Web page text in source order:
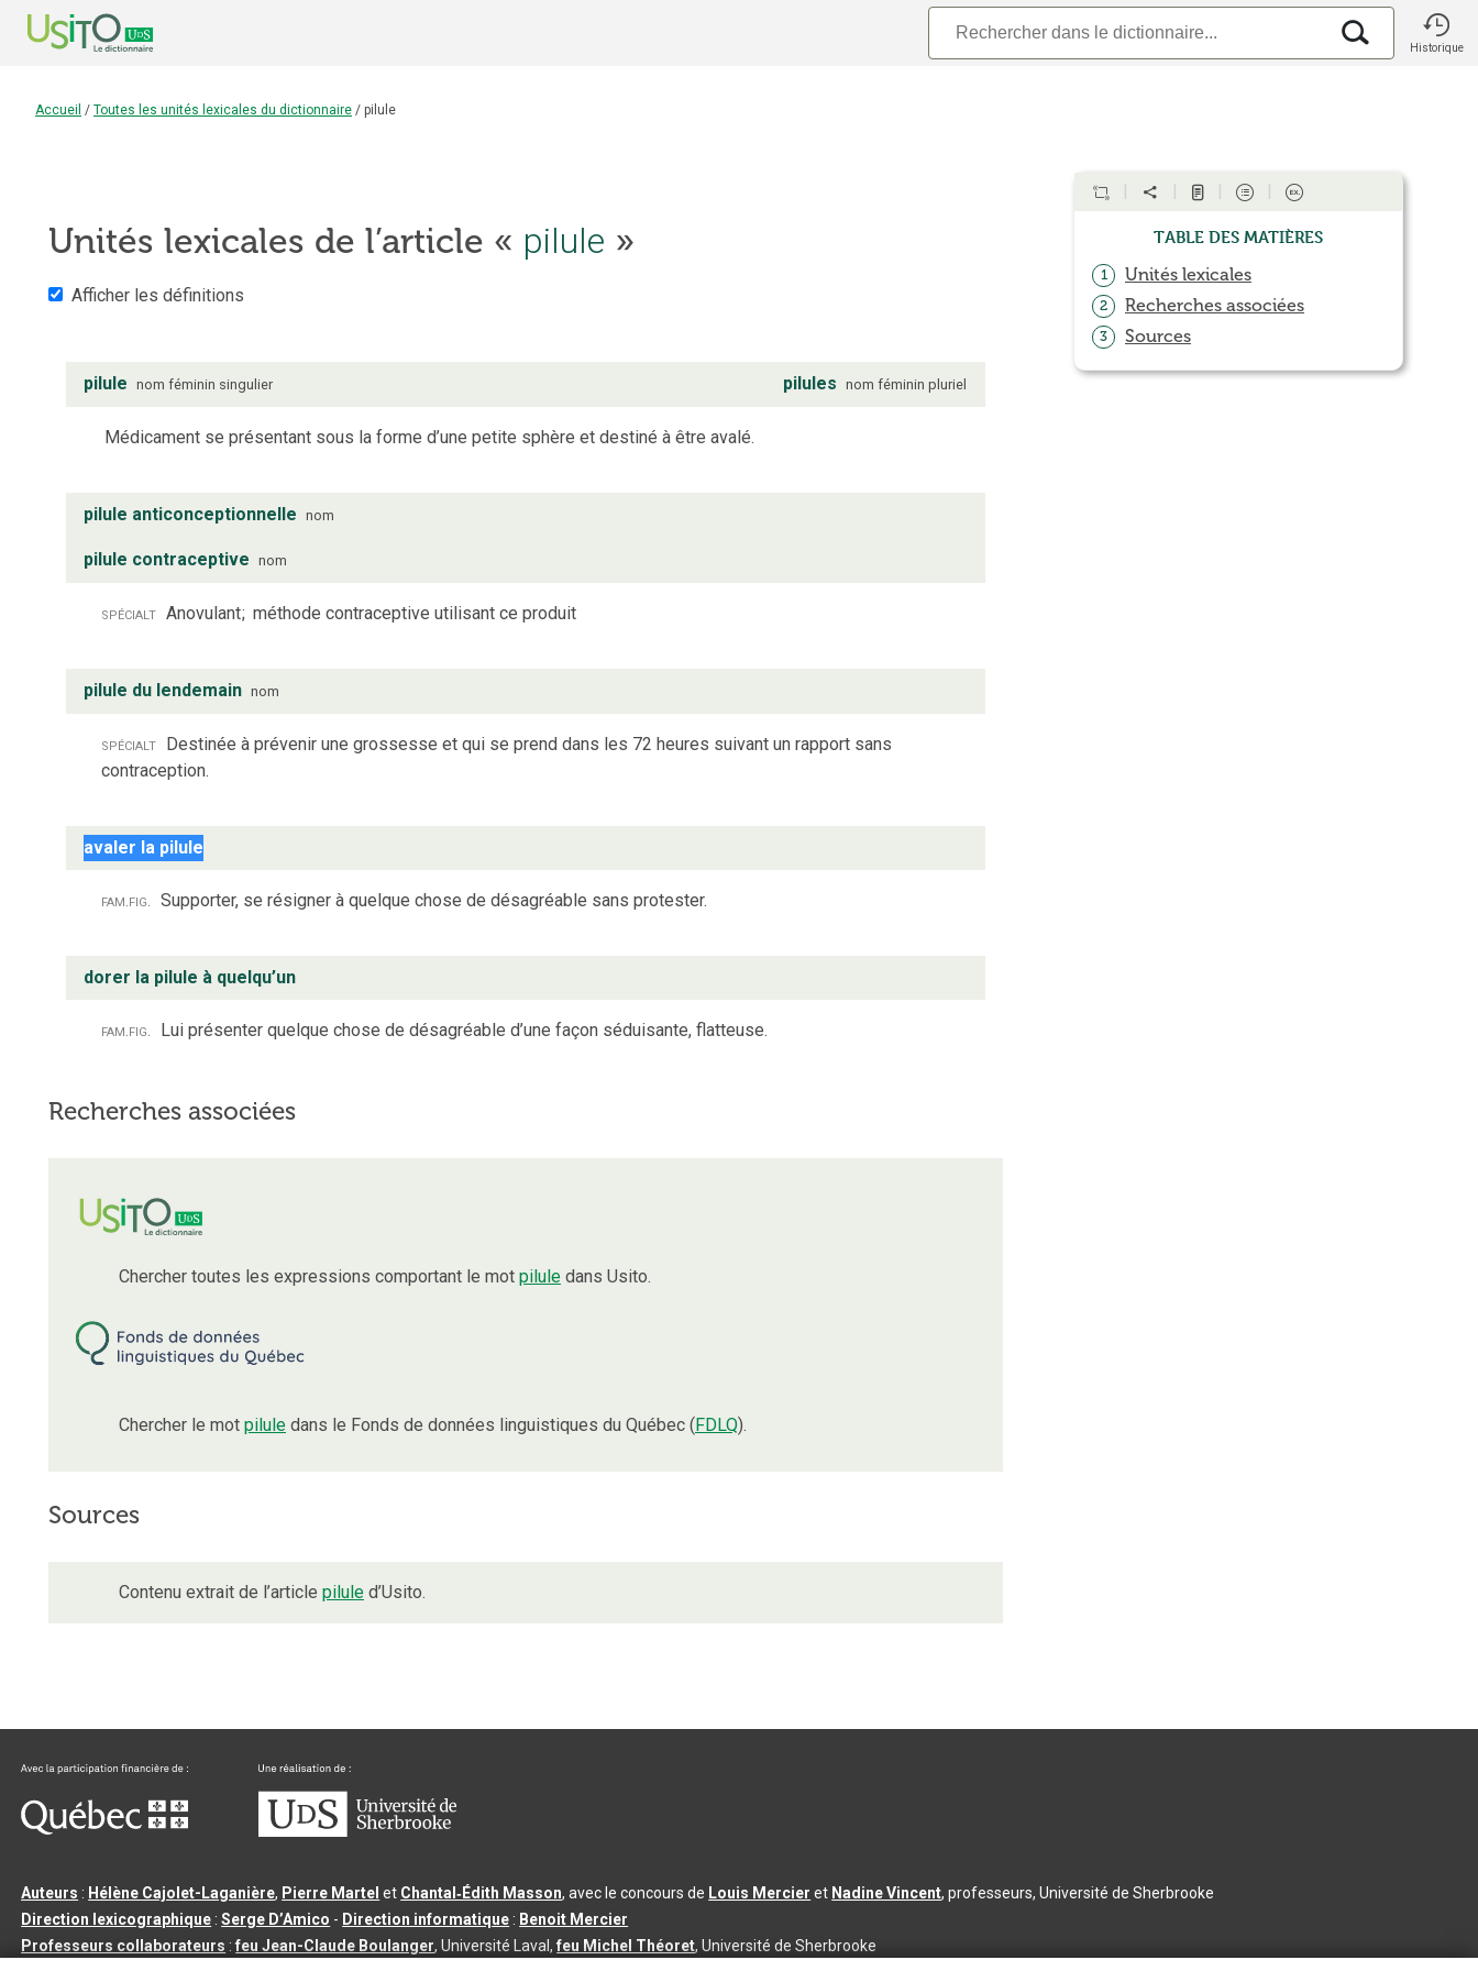
Historique
Accueil / Toutes les unités lexicales du dictionnaire / pilule
Unités lexicales de l’article « pilule »
Afficher les définitions
pilule nom féminin singulier pilules nom féminin pluriel
Médicament se présentant sous la forme d’une petite sphère et destiné à être avalé.
pilule anticonceptionnelle nom
pilule contraceptive nom
spécialt Anovulant; méthode contraceptive utilisant ce produit
pilule du lendemain nom
spécialt Destinée à prévenir une grossesse et qui se prend dans les 72 heures suivant un rapport sans
contraception.
avaler la pilule
fam.fig. Supporter, se résigner à quelque chose de désagréable sans protester.
dorer la pilule à quelqu’un
fam.fig. Lui présenter quelque chose de désagréable d’une façon séduisante, flatteuse.
Recherches associées
Chercher toutes les expressions comportant le mot pilule dans Usito.
Chercher le mot pilule dans le Fonds de données linguistiques du Québec (FDLQ).
Sources
Contenu extrait de l’article pilule d’Usito.
Table des matières
1 Unités lexicales
2 Recherches associées
3 Sources
Auteurs : Hélène Cajolet-Laganière, Pierre Martel et Chantal‑Édith Masson, avec le concours de Louis Mercier et Nadine Vincent, professeurs, Université de Sherbrooke
Direction lexicographique :Serge D’Amico - Direction informatique : Benoit Mercier
Professeurs collaborateurs :feu Jean-Claude Boulanger, Université Laval,feu Michel Théoret, Université de Sherbrooke